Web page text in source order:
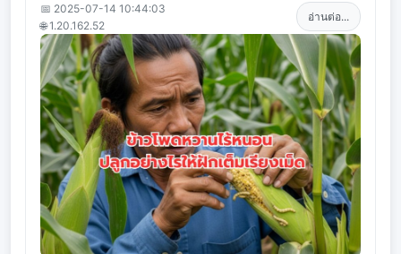
📅 2025-07-14 10:44:03
🌐 1.20.162.52
อ่านต่อ...